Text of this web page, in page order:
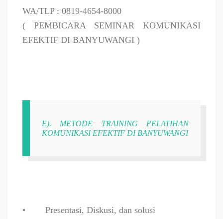
WA/TLP : 0819-4654-8000
( PEMBICARA SEMINAR KOMUNIKASI
EFEKTIF DI BANYUWANGI )
E). METODE TRAINING PELATIHAN
KOMUNIKASI EFEKTIF DI BANYUWANGI
•
Presentasi, Diskusi, dan solusi